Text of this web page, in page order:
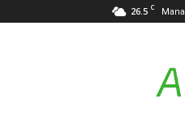
26.5 C